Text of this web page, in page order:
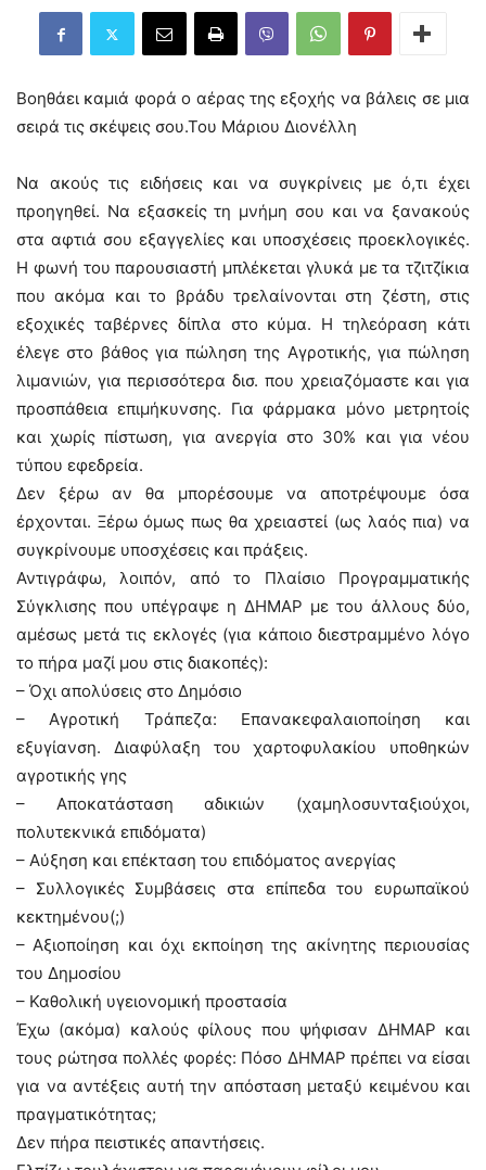
Βοηθάει καμιά φορά ο αέρας της εξοχής να βάλεις σε μια
σειρά τις σκέψεις σου.Του Μάριου Διονέλλη
Να ακούς τις ειδήσεις και να συγκρίνεις με ό,τι έχει
προηγηθεί. Να εξασκείς τη μνήμη σου και να ξανακούς
στα αφτιά σου εξαγγελίες και υποσχέσεις προεκλογικές.
Η φωνή του παρουσιαστή μπλέκεται γλυκά με τα τζιτζίκια
που ακόμα και το βράδυ τρελαίνονται στη ζέστη, στις
εξοχικές ταβέρνες δίπλα στο κύμα. Η τηλεόραση κάτι
έλεγε στο βάθος για πώληση της Αγροτικής, για πώληση
λιμανιών, για περισσότερα δισ. που χρειαζόμαστε και για
προσπάθεια επιμήκυνσης. Για φάρμακα μόνο μετρητοίς
και χωρίς πίστωση, για ανεργία στο 30% και για νέου
τύπου εφεδρεία.
Δεν ξέρω αν θα μπορέσουμε να αποτρέψουμε όσα
έρχονται. Ξέρω όμως πως θα χρειαστεί (ως λαός πια) να
συγκρίνουμε υποσχέσεις και πράξεις.
Αντιγράφω, λοιπόν, από το Πλαίσιο Προγραμματικής
Σύγκλισης που υπέγραψε η ΔΗΜΑΡ με του άλλους δύο,
αμέσως μετά τις εκλογές (για κάποιο διεστραμμένο λόγο
το πήρα μαζί μου στις διακοπές):
– Όχι απολύσεις στο Δημόσιο
– Αγροτική Τράπεζα: Επανακεφαλαιοποίηση και
εξυγίανση. Διαφύλαξη του χαρτοφυλακίου υποθηκών
αγροτικής γης
– Αποκατάσταση αδικιών (χαμηλοσυνταξιούχοι,
πολυτεκνικά επιδόματα)
– Αύξηση και επέκταση του επιδόματος ανεργίας
– Συλλογικές Συμβάσεις στα επίπεδα του ευρωπαϊκού
κεκτημένου(;)
– Αξιοποίηση και όχι εκποίηση της ακίνητης περιουσίας
του Δημοσίου
– Καθολική υγειονομική προστασία
Έχω (ακόμα) καλούς φίλους που ψήφισαν ΔΗΜΑΡ και
τους ρώτησα πολλές φορές: Πόσο ΔΗΜΑΡ πρέπει να είσαι
για να αντέξεις αυτή την απόσταση μεταξύ κειμένου και
πραγματικότητας;
Δεν πήρα πειστικές απαντήσεις.